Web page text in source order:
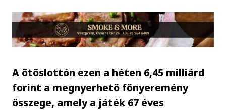
A ötöslottón ezen a héten 6,45 milliárd
forint a megnyerhető főnyeremény
összege, amely a játék 67 éves